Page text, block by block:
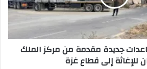
جديدة مقدمة من مركز الملك
للإغاثة إلى قطاع غزة